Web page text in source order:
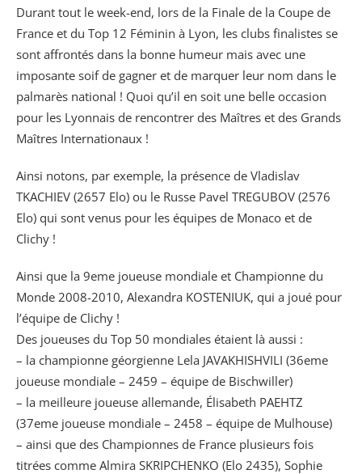
Durant tout le week-end, lors de la Finale de la Coupe de
France et du Top 12 Féminin à Lyon, les clubs finalistes se
sont affrontés dans la bonne humeur mais avec une
imposante soif de gagner et de marquer leur nom dans le
palmarès national ! Quoi qu’il en soit une belle occasion
pour les Lyonnais de rencontrer des Maîtres et des Grands
Maîtres Internationaux !
Ainsi notons, par exemple, la présence de Vladislav
TKACHIEV (2657 Elo) ou le Russe Pavel TREGUBOV (2576
Elo) qui sont venus pour les équipes de Monaco et de
Clichy !
Ainsi que la 9eme joueuse mondiale et Championne du
Monde 2008-2010, Alexandra KOSTENIUK, qui a joué pour
l’équipe de Clichy !
Des joueuses du Top 50 mondiales étaient là aussi :
– la championne géorgienne Lela JAVAKHISHVILI (36eme
joueuse mondiale – 2459 – équipe de Bischwiller)
– la meilleure joueuse allemande, Élisabeth PAEHTZ
(37eme joueuse mondiale – 2458 – équipe de Mulhouse)
– ainsi que des Championnes de France plusieurs fois
titrées comme Almira SKRIPCHENKO (Elo 2435), Sophie